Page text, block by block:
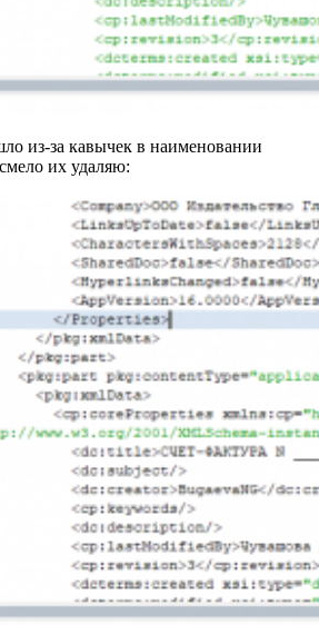
из‑за кавычек в наименовании
их удаляю: